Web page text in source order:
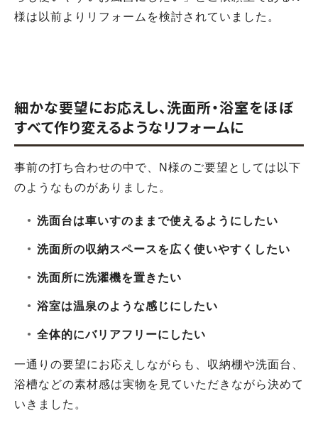
様は以前よりリフォームを検討されていました。
細かな要望にお応えし、洗面所・浴室をほぼ
すべて作り変えるようなリフォームに
事前の打ち合わせの中で、N様のご要望としては以下
のようなものがありました。
洗面台は車いすのままで使えるようにしたい
洗面所の収納スペースを広く使いやすくしたい
洗面所に洗濯機を置きたい
浴室は温泉のような感じにしたい
全体的にバリアフリーにしたい
一通りの要望にお応えしながらも、収納棚や洗面台、
浴槽などの素材感は実物を見ていただきながら決めて
いきました。